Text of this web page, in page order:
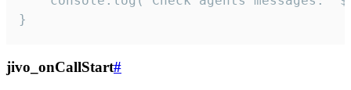
}
jivo_onCallStart#